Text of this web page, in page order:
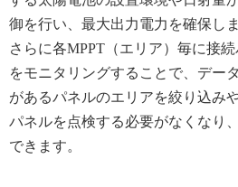
御を行い、最大出力電力を確保しま
さらに各MPPT（エリア）毎に接
をモニタリングすることで、デー
があるパネルのエリアを絞り込み
パネルを点検する必要がなくなり
できます。